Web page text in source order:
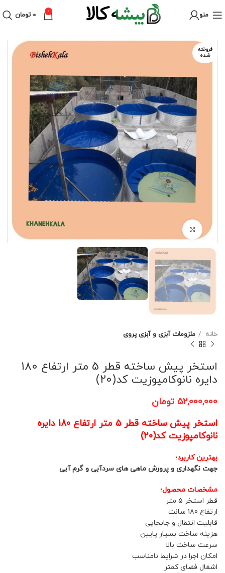
منو 0 ۰ تومان
فروخته
شده
خانه ملزومات آبزی و آبزی پروی
استخر پیش ساخته قطر 5 متر ارتفاع 180
دایره نانوکامپوزیت کد(20)
۵۲,۰۰۰,۰۰۰ تومان
استخر پیش ساخته قطر 5 متر ارتفاع 180 دایره
نانوکامپوزیت کد(20)
بهترین کاربرد؛
جهت نگهداری و پرورش ماهی های سردآبی و گرم آبی
مشخصات محصول؛
قطر استخر 5 متر
ارتفاع 180 سانت
قابلیت انتقال و جابجایی
هزینه ساخت بسیار پایین
سرعت ساخت بالا
امکان اجرا در شرایط نامناسب
اشغال فضای کمتر